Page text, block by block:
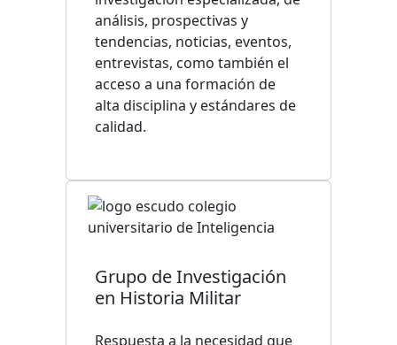
análisis, prospectivas y
tendencias, noticias, eventos,
entrevistas, como también el
acceso a una formación de
alta disciplina y estándares de
calidad.
Grupo de Investigación
en Historia Militar
Respuesta a la necesidad que